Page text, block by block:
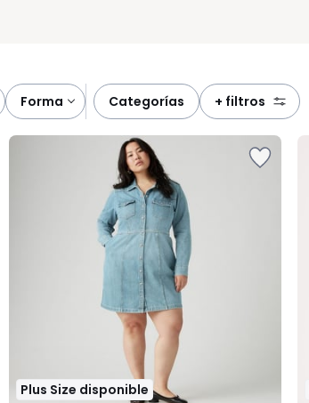
forma categorías + filtros
Plus Size disponible